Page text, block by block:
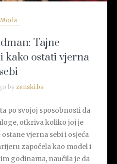
Moda
Tajne
kako ostati vjerna
sebi
by zenski.ba
po svojoj sposobnosti da
otkriva koliko joj je
vjerna sebi i osjeća
započela kao model i
godinama, naučila je da